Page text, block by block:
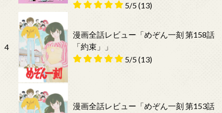
5/5(13)
4
漫画全話レビュー「めぞん一刻 第158話
「約束」」
5/5(13)
漫画全話レビュー「めぞん一刻 第153話